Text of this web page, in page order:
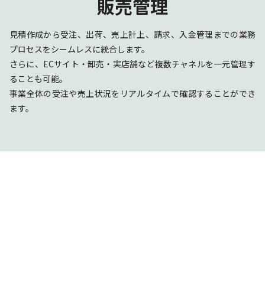
販売管理
見積作成から受注、出荷、売上計上、請求、入金管理までの業務
プロセスをシームレスに統合します。
さらに、ECサイト・卸売・実店舗など複数チャネルを一元管理す
ることも可能。
事業全体の受注や売上状況をリアルタイムで確認することができ
ます。